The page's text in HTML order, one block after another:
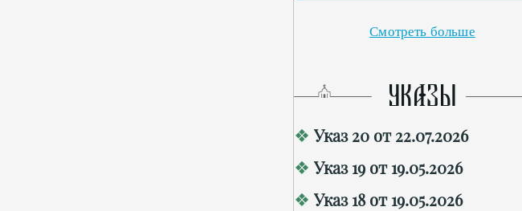
Смотреть больше
УКАЗЫ
Указ 20 от 22.07.2026
Указ 19 от 19.05.2026
Указ 18 от 19.05.2026